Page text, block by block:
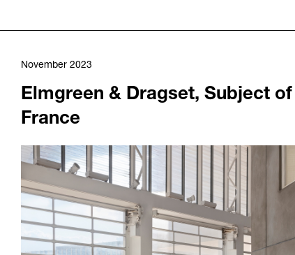
November 2023
Elmgreen & Dragset, Subject
France
1235
/upload/news/bccb97d1b5fee2856e5c595a60d5e70c.jpg
Elmgreen & Dragset
November 24, 2023 - January 11,
Installation view ofBonne Chanceat Centre Pompidou-Metz,
© Adagp, Paris, 2023
© Photo Andrea Rossetti et Héctor Chico